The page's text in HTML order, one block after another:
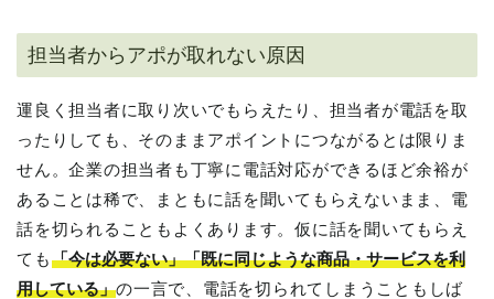
担当者からアポが取れない原因
運良く担当者に取り次いでもらえたり、担当者が電話を取
ったりしても、そのままアポイントにつながるとは限りま
せん。企業の担当者も丁寧に電話対応ができるほど余裕が
あることは稀で、まともに話を聞いてもらえないまま、電
話を切られることもよくあります。仮に話を聞いてもらえ
ても「今は必要ない」「既に同じような商品・サービスを利
用している」の一言で、電話を切られてしまうこともしば